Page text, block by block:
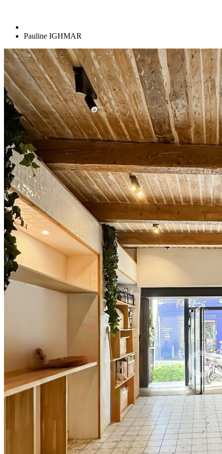
Pauline IGHMAR